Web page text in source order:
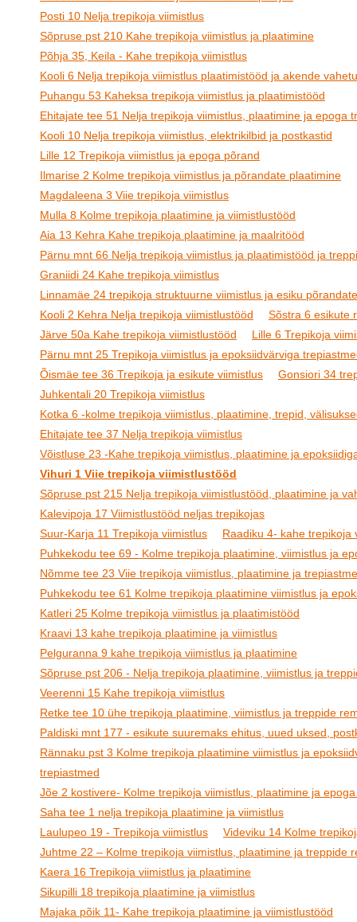
Posti 10 Nelja trepikoja viimistlus
Sõpruse pst 210 Kahe trepikoja viimistlus ja plaatimine
Põhja 35, Keila - Kahe trepikoja viimistlus
Kooli 6 Nelja trepikoja viimistlus plaatimistööd ja akende
Puhangu 53 Kaheksa trepikoja viimistlus ja plaatimistööd
Ehitajate tee 51 Nelja trepikoja viimistlus, plaatimine ja epoga
Kooli 10 Nelja trepikoja viimistlus, elektrikilbid ja postkastid
Lille 12 Trepikoja viimistlus ja epoga põrand
Ilmarise 2 Kolme trepikoja viimistlus ja põrandate plaatimine
Magdaleena 3 Viie trepikoja viimistlus
Mulla 8 Kolme trepikoja plaatimine ja viimistlustööd
Aia 13 Kehra Kahe trepikoja plaatimine ja maalritööd
Pärnu mnt 66 Nelja trepikoja viimistlus ja plaatimistööd ja
Graniidi 24 Kahe trepikoja viimistlus
Linnamäe 24 trepikoja struktuurne viimistlus ja esiku
Kooli 2 Kehra Nelja trepikoja viimistlustööd
Sõstra 6 esikute
Järve 50a Kahe trepikoja viimistlustööd
Lille 6 Trepikoja
Pärnu mnt 25 Trepikoja viimistlus ja epoksiidvärviga
Õismäe tee 36 Trepikoja ja esikute viimistlus
Gonsiori 34
Juhkentali 20 Trepikoja viimistlus
Kotka 6 -kolme trepikoja viimistlus, plaatimine, trepid,
Ehitajate tee 37 Nelja trepikoja viimistlus
Võistluse 23 -Kahe trepikoja viimistlus, plaatimine ja
Vihuri 1 Viie trepikoja viimistlustööd
Sõpruse pst 215 Nelja trepikoja viimistlustööd, plaatimine ja
Kalevipoja 17 Viimistlustööd neljas trepikojas
Suur-Karja 11 Trepikoja viimistlus
Raadiku 4- kahe trepikoja
Puhkekodu tee 69 - Kolme trepikoja plaatimine, viimistlus ja
Nõmme tee 23 Viie trepikoja viimistlus, plaatimine ja
Puhkekodu tee 61 Kolme trepikoja plaatimine viimistlus ja
Katleri 25 Kolme trepikoja viimistlus ja plaatimistööd
Kraavi 13 kahe trepikoja plaatimine ja viimistlus
Pelguranna 9 kahe trepikoja viimistlus ja plaatimine
Sõpruse pst 206 - Nelja trepikoja plaatimine, viimistlus ja
Veerenni 15 Kahe trepikoja viimistlus
Retke tee 10 ühe trepikoja plaatimine, viimistlus ja treppide
Paldiski mnt 177 - esikute suuremaks ehitus, uued uksed,
Rännaku pst 3 Kolme trepikoja plaatimine viimistlus ja
trepiastmed
Jõe 2 kostivere- Kolme trepikoja viimistlus, plaatimine ja
Saha tee 1 nelja trepikoja plaatimine ja viimistlus
Laulupeo 19 - Trepikoja viimistlus
Videviku 14 Kolme
Juhtme 22 – Kolme trepikoja viimistlus, plaatimine ja treppide
Kaera 16 Trepikoja viimistlus ja plaatimine
Sikupilli 18 trepikoja plaatimine ja viimistlus
Majaka põik 11- Kahe trepikoja plaatimine ja viimistlustööd